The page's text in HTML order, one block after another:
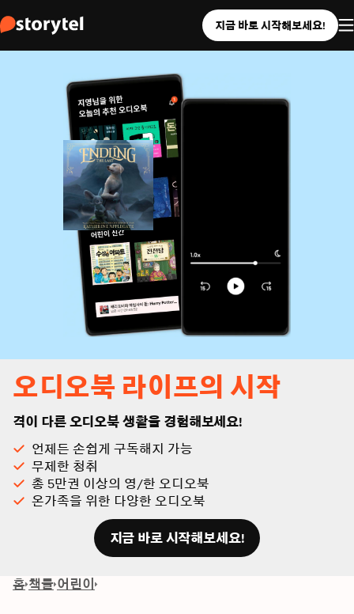
지금 바로 시작해보세요!
오디오북 라이프의 시작
격이 다른 오디오북 생활을 경험해보세요!
언제든 손쉽게 구독해지 가능
무제한 청취
총 5만권 이상의 영/한 오디오북
온가족을 위한 다양한 오디오북
지금 바로 시작해보세요!
홈 책들 어린이